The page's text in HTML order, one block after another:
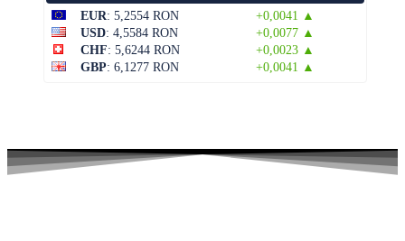
EUR: 5,2554 RON
+0,0041 ▲
USD: 4,5584 RON
+0,0077 ▲
CHF: 5,6244 RON
+0,0023 ▲
GBP: 6,1277 RON +0,0041 ▲